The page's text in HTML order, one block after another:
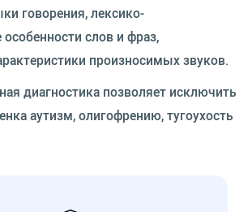
говорения, лексико-
слов и фраз,
произносимых звуков.
диагностика позволяет исключить
аутизм, олигофрению, тугоухость